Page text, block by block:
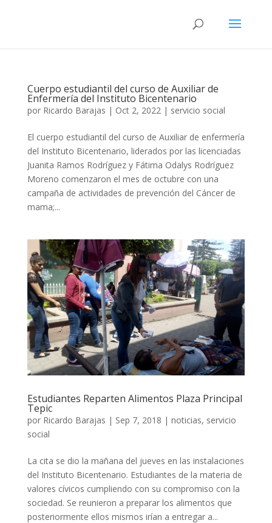
Cuerpo estudiantil del curso de Auxiliar de
Enfermería del Instituto Bicentenario
por Ricardo Barajas | Oct 2, 2022| servicio social
El cuerpo estudiantil del curso de Auxiliar de enfermería
del Instituto Bicentenario, liderados por las licenciadas
Juanita Ramos Rodríguez y Fátima Odalys Rodríguez
Moreno comenzaron el mes de octubre con una
campaña de actividades de prevención del Cáncer de
mama;...
Estudiantes Reparten Alimentos Plaza Principal
Tepic
por Ricardo Barajas | Sep 7, 2018 | noticias, servicio
social
La cita se dio la mañana del jueves en las instalaciones
del Instituto Bicentenario. Estudiantes de la materia de
valores cívicos cumpliendo con su compromiso con la
sociedad. Se reunieron a preparar los alimentos que
posteriormente ellos mismos irían a entregar a...